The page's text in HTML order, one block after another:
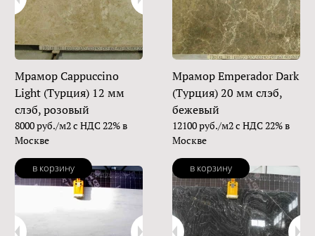
Мрамор Cappuccino
Light (Турция) 12 мм
слэб, розовый
8000 руб./м2 с НДС 22% в
Москве
в корзину
Мрамор Emperador Dark
(Турция) 20 мм слэб,
бежевый
12100 руб./м2 с НДС 22% в
Москве
в корзину